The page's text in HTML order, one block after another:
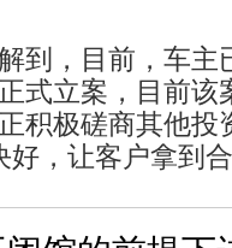
到，目前，车主
式立案，目前该
积极磋商其他投
好，让客户拿到